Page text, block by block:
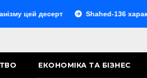
Shahed-136
ЕКОНОМІКА ТА БІЗНЕС